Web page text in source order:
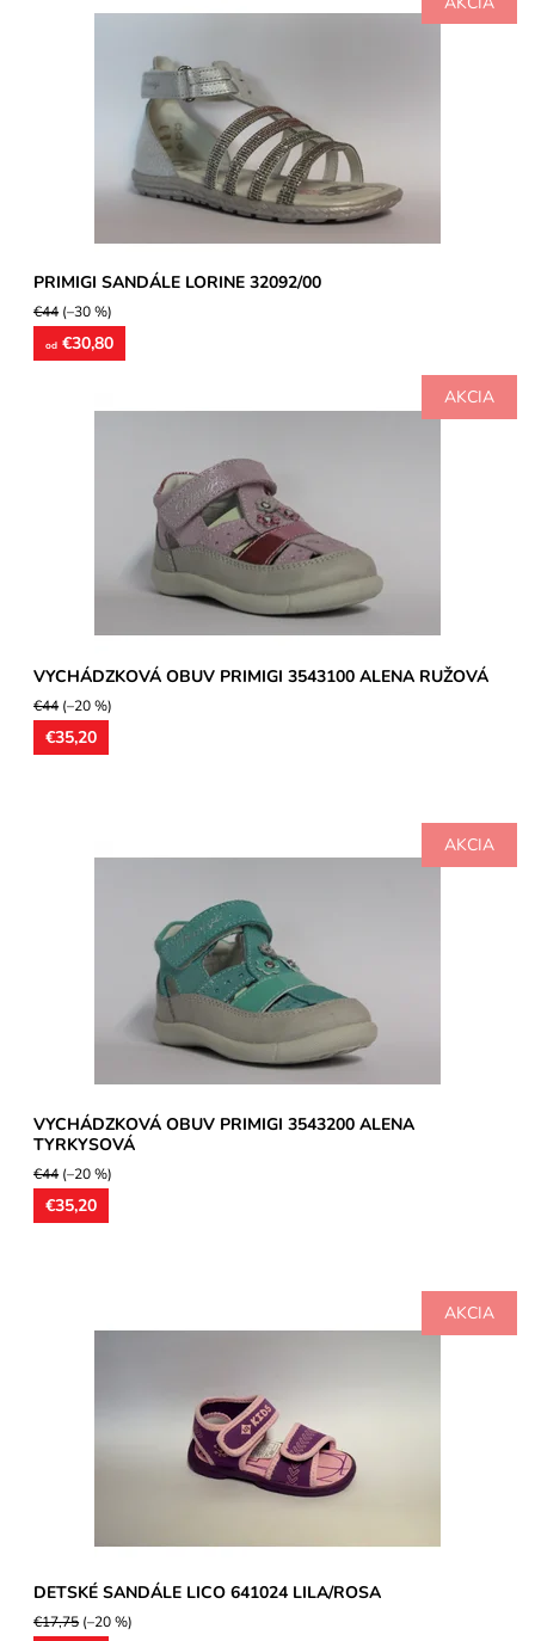
prackami v prednej časti. Model je vhodný pre širšie...
Skladom
Primigi
2 roky
PRIMIGI SANDÁLE LORINE 32092/00
€44(–30 %)
od €30,80
AKCIA
na prvé kroky, model určený pre široké chodidlá. Kožené...
Skladom
Primigi
2 roky
VYCHÁDZKOVÁ OBUV PRIMIGI 3543100 ALENA RUŽOVÁ
€44(–20 %)
€35,20
AKCIA
na prvé kroky, model určený pre široké chodidlá. Kožené...
Skladom
Primigi
2 roky
VYCHÁDZKOVÁ OBUV PRIMIGI 3543200 ALENA
TYRKYSOVÁ
€44(–20 %)
€35,20
AKCIA
Skladom
LICO Austria
2 roky
DETSKÉ SANDÁLE LICO 641024 LILA/ROSA
€17,75(–20 %)